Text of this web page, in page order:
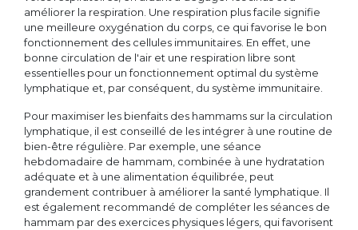
améliorer la respiration. Une respiration plus facile signifie
une meilleure oxygénation du corps, ce qui favorise le bon
fonctionnement des cellules immunitaires. En effet, une
bonne circulation de l'air et une respiration libre sont
essentielles pour un fonctionnement optimal du système
lymphatique et, par conséquent, du système immunitaire.
Pour maximiser les bienfaits des hammams sur la circulation
lymphatique, il est conseillé de les intégrer à une routine de
bien-être régulière. Par exemple, une séance
hebdomadaire de hammam, combinée à une hydratation
adéquate et à une alimentation équilibrée, peut
grandement contribuer à améliorer la santé lymphatique. Il
est également recommandé de compléter les séances de
hammam par des exercices physiques légers, qui favorisent